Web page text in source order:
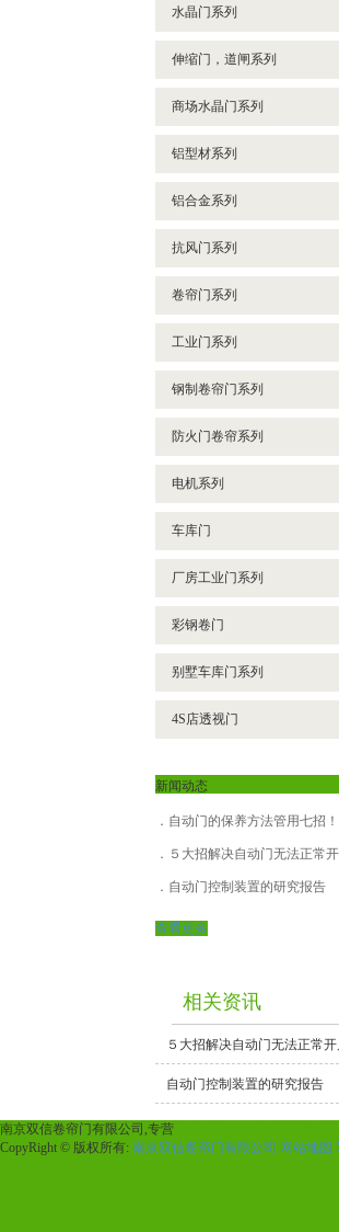
水晶门系列
伸缩门，道闸系列
商场水晶门系列
铝型材系列
铝合金系列
抗风门系列
卷帘门系列
工业门系列
钢制卷帘门系列
防火门卷帘系列
电机系列
车库门
厂房工业门系列
彩钢卷门
别墅车库门系列
4S店透视门
新闻动态
自动门的保养方法管用七招！
５大招解决自动门无法正常
自动门控制装置的研究报告
查看更多
相关资讯
５大招解决自动门无法正常
自动门控制装置的研究报告
南京双信卷帘门有限公司,专营
CopyRight © 版权所有: 南京双信卷帘门有限公司 网站地图